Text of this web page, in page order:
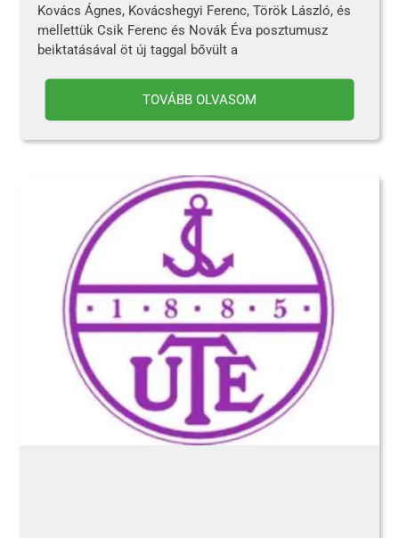
Kovács Ágnes, Kovácshegyi Ferenc, Török László, és
mellettük Csik Ferenc és Novák Éva posztumusz
beiktatásával öt új taggal bővült a
TOVÁBB OLVASOM